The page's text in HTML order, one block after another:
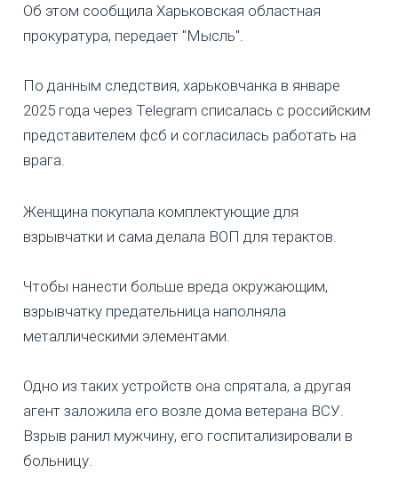
Об этом сообщила Харьковская областная
прокуратура, передает "Мысль".
По данным следствия, харьковчанка в январе
2025 года через Telegram списалась с российским
представителем фсб и согласилась работать на
врага.
Женщина покупала комплектующие для
взрывчатки и сама делала ВОП для терактов.
Чтобы нанести больше вреда окружающим,
взрывчатку предательница наполняла
металлическими элементами.
Одно из таких устройств она спрятала, а другая
агент заложила его возле дома ветерана ВСУ.
Взрыв ранил мужчину, его госпитализировали в
больницу.